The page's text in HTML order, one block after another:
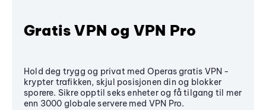
Gratis VPN og VPN Pro
Hold deg trygg og privat med Operas gratis VPN -
krypter trafikken, skjul posisjonen din og blokker
sporere. Sikre opptil seks enheter og få tilgang til mer
enn 3000 globale servere med VPN Pro.